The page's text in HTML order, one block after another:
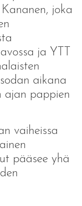
joka
ja YTT
aikana
ajan pappien
vaiheissa
pääsee yhä